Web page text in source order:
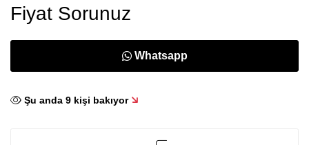
Fiyat Sorunuz
Whatsapp
Şu anda 10kişi bakıyor